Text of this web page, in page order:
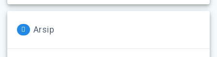
Arsip